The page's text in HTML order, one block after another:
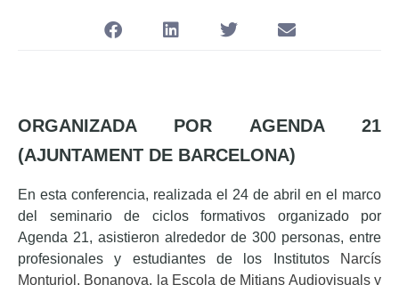
ORGANIZADA POR AGENDA 21
(AJUNTAMENT DE BARCELONA)
En esta conferencia, realizada el 24 de abril en el marco
del seminario de ciclos formativos organizado por
Agenda 21, asistieron alrededor de 300 personas, entre
profesionales y estudiantes de los Institutos
Narcís
Monturiol, Bonanova, la Escola de Mitjans Audiovisuals y